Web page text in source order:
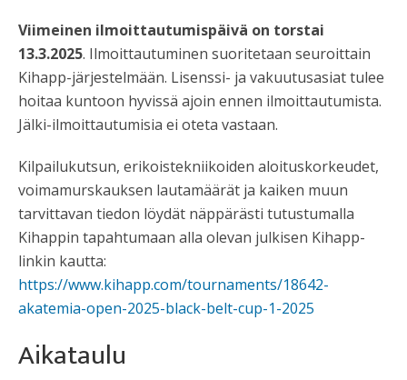
Viimeinen ilmoittautumispäivä on torstai
13.3.2025. Ilmoittautuminen suoritetaan seuroittain
Kihapp-järjestelmään. Lisenssi- ja vakuutusasiat tulee
hoitaa kuntoon hyvissä ajoin ennen ilmoittautumista.
Jälki-ilmoittautumisia ei oteta vastaan.
Kilpailukutsun, erikoistekniikoiden aloituskorkeudet,
voimamurskauksen lautamäärät ja kaiken muun
tarvittavan tiedon löydät näppärästi tutustumalla
Kihappin tapahtumaan alla olevan julkisen Kihapp-
linkin kautta:
https://www.kihapp.com/tournaments/18642-
akatemia-open-2025-black-belt-cup-1-2025
Aikataulu